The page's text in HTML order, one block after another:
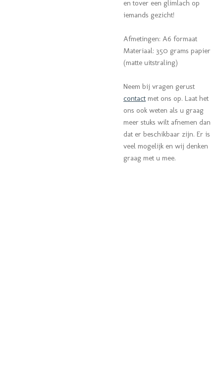
en tover een glimlach op
iemands gezicht!
Afmetingen: A6 formaat
Materiaal: 350 grams papier
(matte uitstraling)
Neem bij vragen gerust
contact met ons op. Laat het
ons ook weten als u graag
meer stuks wilt afnemen dan
dat er beschikbaar zijn. Er is
veel mogelijk en wij denken
graag met u mee.